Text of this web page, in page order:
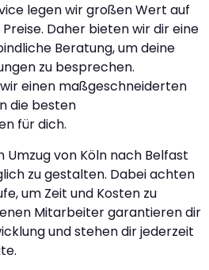
legen wir großen Wert auf
Daher bieten wir dir eine
Beratung, um deine
zu besprechen.
einen maßgeschneiderten
die besten
für dich.
Umzug von Köln nach Belfast
zu gestalten. Dabei achten
um Zeit und Kosten zu
Mitarbeiter garantieren dir
und stehen dir jederzeit